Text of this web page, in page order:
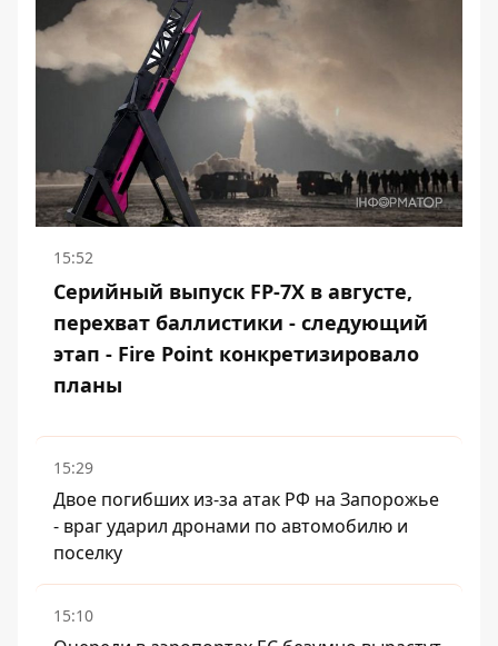
15:52
Серийный выпуск FP-7X в августе,
перехват баллистики - следующий
этап - Fire Point конкретизировало
планы
15:29
Двое погибших из-за атак РФ на Запорожье
- враг ударил дронами по автомобилю и
поселку
15:10